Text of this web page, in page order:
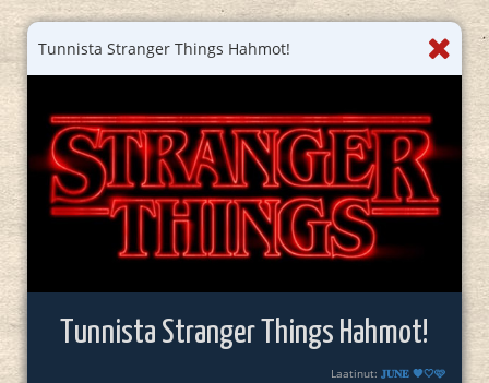
Tunnista Stranger Things Hahmot!
Tunnista Stranger Things Hahmot!
Laatinut:𝐉𝐔𝐍𝐄 🧡🤍🩷